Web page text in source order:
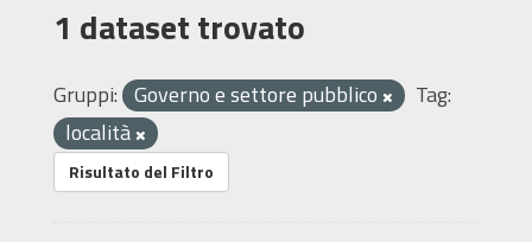
1 dataset trovato
Gruppi: Governo e settore pubblico
Tag:
località
Risultato del Filtro